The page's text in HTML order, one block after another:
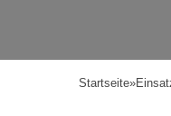
Startseite»